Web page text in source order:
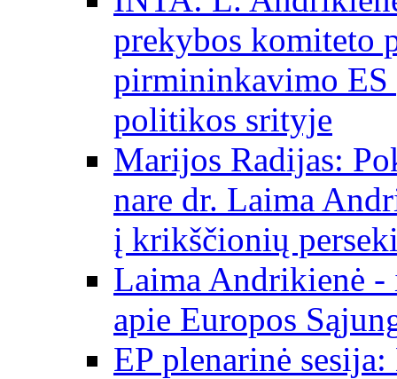
prekybos komiteto
pirmininkavimo ES
politikos srityje
Marijos Radijas:
nare dr. Laima
į krikščionių
Laima Andrikienė -
apie Europos
EP plenarinė